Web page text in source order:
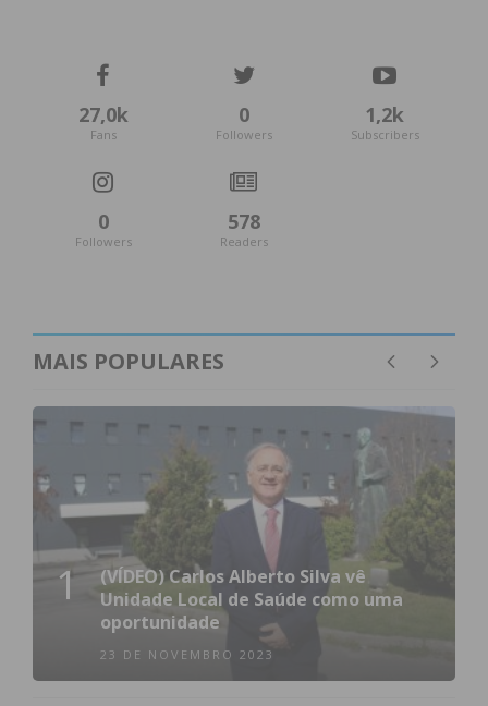
27,0k
Fans
0
Followers
1,2k
Subscribers
0
Followers
578
Readers
MAIS POPULARES
1
(VÍDEO) Carlos Alberto Silva vê
Unidade Local de Saúde como uma
oportunidade
23 DE NOVEMBRO 2023